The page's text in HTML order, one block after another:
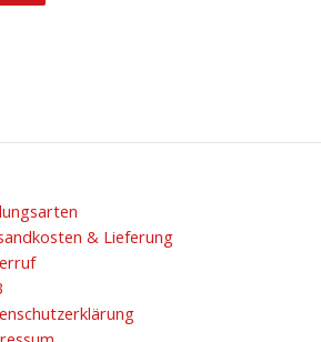
& Lieferung